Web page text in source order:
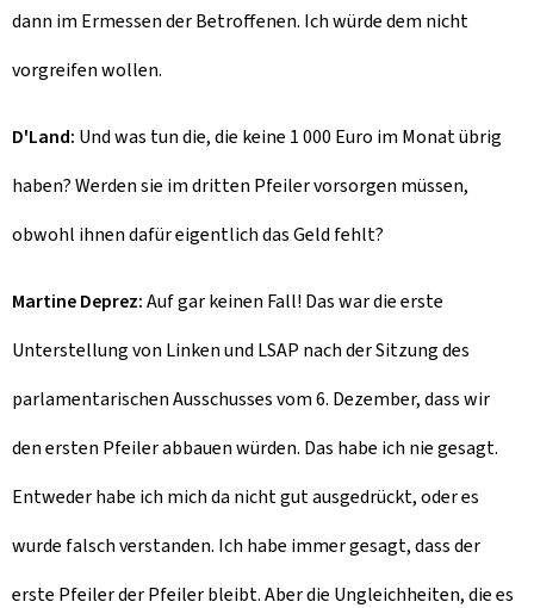
dann im Ermessen der Betroffenen. Ich würde dem nicht
vorgreifen wollen.
D'Land: Und was tun die, die keine 1 000 Euro im Monat übrig
haben? Werden sie im dritten Pfeiler vorsorgen müssen,
obwohl ihnen dafür eigentlich das Geld fehlt?
Martine Deprez:Auf gar keinen Fall! Das war die erste
Unterstellung von Linken und LSAP nach der Sitzung des
parlamentarischen Ausschusses vom 6. Dezember, dass wir
den ersten Pfeiler abbauen würden. Das habe ich nie gesagt.
Entweder habe ich mich da nicht gut ausgedrückt, oder es
wurde falsch verstanden. Ich habe immer gesagt, dass der
erste Pfeiler der Pfeiler bleibt. Aber die Ungleichheiten, die es